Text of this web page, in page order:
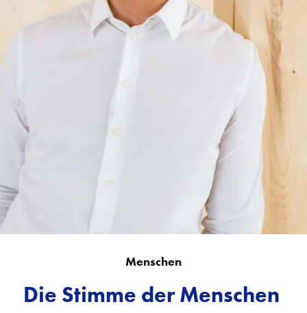
Menschen
Die Stimme der Menschen